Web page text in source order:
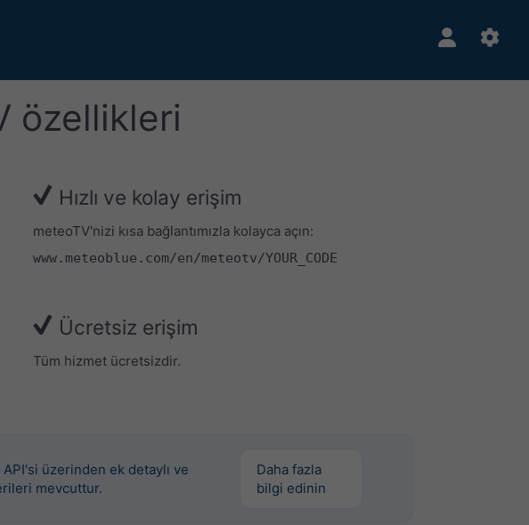
özellikleri
Hızlı ve kolay erişim
meteoTV'nizi kısa bağlantımızla kolayca açın:
www.meteoblue.com/en/meteotv/YOUR_CODE
Ücretsiz erişim
Tüm hizmet ücretsizdir.
üzerinden ek detaylı ve
mevcuttur.
Daha fazla
bilgi edinin